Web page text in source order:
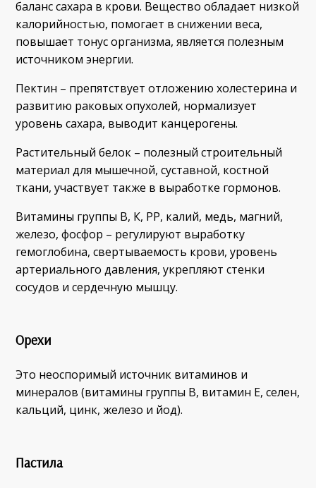
баланс сахара в крови. Вещество обладает низкой
калорийностью, помогает в снижении веса,
повышает тонус организма, является полезным
источником энергии.
Пектин – препятствует отложению холестерина и
развитию раковых опухолей, нормализует
уровень сахара, выводит канцерогены.
Растительный белок – полезный строительный
материал для мышечной, суставной, костной
ткани, участвует также в выработке гормонов.
Витамины группы B, К, РР, калий, медь, магний,
железо, фосфор – регулируют выработку
гемоглобина, свертываемость крови, уровень
артериального давления, укрепляют стенки
сосудов и сердечную мышцу.
Орехи
Это неоспоримый источник витаминов и
минералов (витамины группы В, витамин Е, селен,
кальций, цинк, железо и йод).
Пастила